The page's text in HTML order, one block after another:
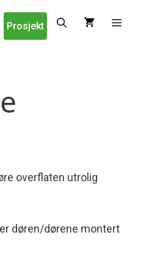
Prosjekt
overflaten utrolig
døren/dørene montert